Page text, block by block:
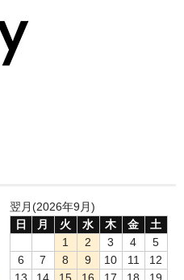
翌月(2026年9月)
日
月 火 水 木 金
土
1
2 3 4
5
6
7 8 9 10 11
12